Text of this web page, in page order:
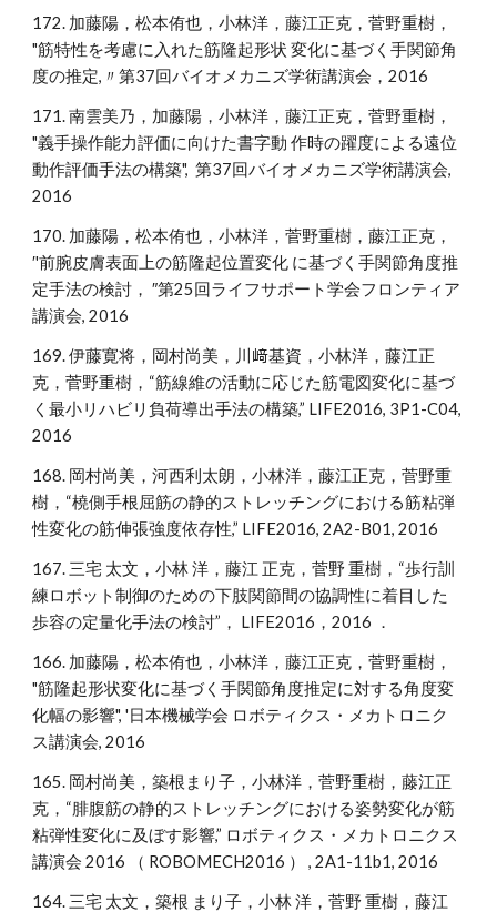
172. 加藤陽，松本侑也，小林洋，藤江正克，菅野重樹，
"筋特性を考慮に入れた筋隆起形状 変化に基づく手関節角
度の推定,〃第37回バイオメカニズ学術講演会，2016
171. 南雲美乃，加藤陽，小林洋，藤江正克，菅野重樹，
"義手操作能力評価に向けた書字動 作時の躍度による遠位
動作評価手法の構築", 第37回バイオメカニズ学術講演会,
2016
170. 加藤陽，松本侑也，小林洋，菅野重樹，藤江正克，
′'前腕皮膚表面上の筋隆起位置変化 に基づく手関節角度推
定手法の検討， ″第25回ライフサポート学会フロンティア
講演会, 2016
169. 伊藤寛将，岡村尚美，川﨑基資，小林洋，藤江正
克，菅野重樹，“筋線維の活動に応じた筋電図変化に基づ
く最小リハビリ負荷導出手法の構築,” LIFE2016, 3P1-C04,
2016
168. 岡村尚美，河西利太朗，小林洋，藤江正克，菅野重
樹，“橈側手根屈筋の静的ストレッチングにおける筋粘弾
性変化の筋伸張強度依存性,” LIFE2016, 2A2-B01, 2016
167. 三宅 太文，小林 洋，藤江 正克，菅野 重樹，“歩行訓
練ロボット制御のための下肢関節間の協調性に着目した
歩容の定量化手法の検討”， LIFE2016，2016 ．
166. 加藤陽，松本侑也，小林洋，藤江正克，菅野重樹，
"筋隆起形状変化に基づく手関節角度推定に対する角度変
化幅の影響", '日本機械学会 ロボティクス・メカトロニク
ス講演会, 2016
165. 岡村尚美，築根まり子，小林洋，菅野重樹，藤江正
克，“腓腹筋の静的ストレッチングにおける姿勢変化が筋
粘弾性変化に及ぼす影響,” ロボティクス・メカトロニクス
講演会 2016 （ ROBOMECH2016 ） , 2A1-11b1, 2016
164. 三宅 太文，築根 まり子，小林 洋，菅野 重樹，藤江